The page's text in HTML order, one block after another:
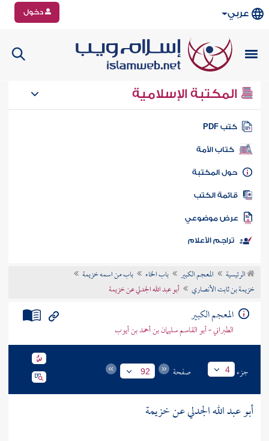
عربي دخول
المكتبة الإسلامية
كتب PDF
كتاب الأمة
المكتبة
الكتب
موضوعي
تراجم الأعلام
الرئيسية المعجم الكبير باب الخاء
باب من اسمه خزيمة
خزيمة بن ثابت الأنصاري
أبو عبد الله الجدلي عن خزيمة
المعجم الكبير
الطبراني - أبو القاسم سليمان بن أحمد بن أيوب
جزء 4 صفحة 92
أبو عبد الله الجدليعنخزيمة